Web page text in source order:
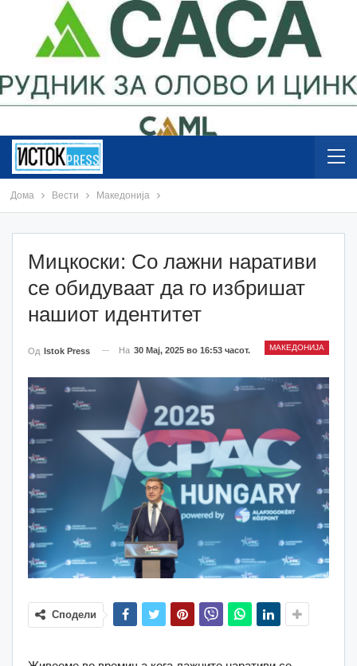
Дома Вести Македонија
Мицкоски: Со лажни наративи
се обидуваат да го избришат
нашиот идентитет
МАКЕДОНИЈА
Од Istok Press На 30 Мај, 2025 во 16:53 часот.
Сподели